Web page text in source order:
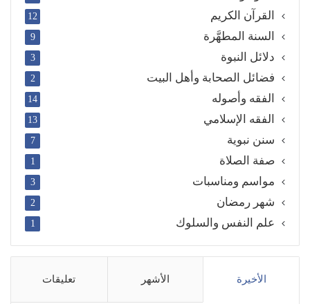
القرآن الكريم 12
السنة المطهَّرة 9
دلائل النبوة 3
فضائل الصحابة وأهل البيت 2
الفقه وأصوله 14
الفقه الإسلامي 13
سنن نبوية 7
صفة الصلاة 1
مواسم ومناسبات 3
شهر رمضان 2
علم النفس والسلوك 1
الأخيرة الأشهر تعليقات